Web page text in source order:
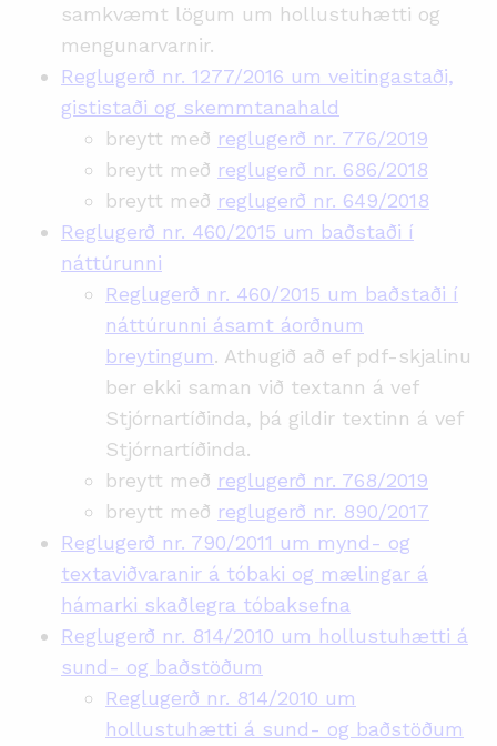
samkvæmt lögum um hollustuhætti og
mengunarvarnir.
Reglugerð nr. 1277/2016 um veitingastaði,
gististaði og skemmtanahald
breytt með reglugerð nr. 776/2019
breytt með reglugerð nr. 686/2018
breytt með reglugerð nr. 649/2018
Reglugerð nr. 460/2015 um baðstaði í
náttúrunni
Reglugerð nr. 460/2015 um baðstaði í
náttúrunni ásamt áorðnum
breytingum. Athugið að ef pdf-skjalinu
ber ekki saman við textann á vef
Stjórnartíðinda, þá gildir textinn á vef
Stjórnartíðinda.
breytt með reglugerð nr. 768/2019
breytt með reglugerð nr. 890/2017
Reglugerð nr. 790/2011 um mynd- og
textaviðvaranir á tóbaki og mælingar á
hámarki skaðlegra tóbaksefna
Reglugerð nr. 814/2010 um hollustuhætti á
sund- og baðstöðum
Reglugerð nr. 814/2010 um
hollustuhætti á sund- og baðstöðum